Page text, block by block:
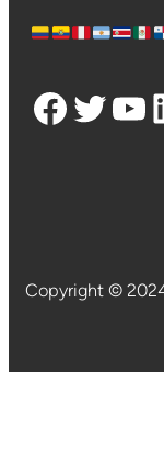
Facebook Twitter YouTube
Copyright ©